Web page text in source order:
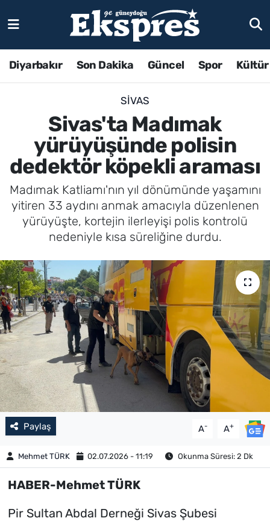
Diyarbakır Son Dakika Güncel Spor
SIVAS
Sivas'ta Madımak
yürüyüşünde polisin
dedektör köpekli araması
Madımak Katliamı'nın yıl dönümünde yaşamını
yitiren 33 aydını anmak amacıyla düzenlenen
yürüyüşte, kortejin ilerleyişi polis kontrolü
nedeniyle kısa süreliğine durdu.
Paylaş A- A+
Mehmet TÜRK 02.07.2026 - 11:19 Okunma Süresi: 2 Dk
HABER-Mehmet TÜRK
Pir Sultan Abdal Derneği Sivas Şubesi